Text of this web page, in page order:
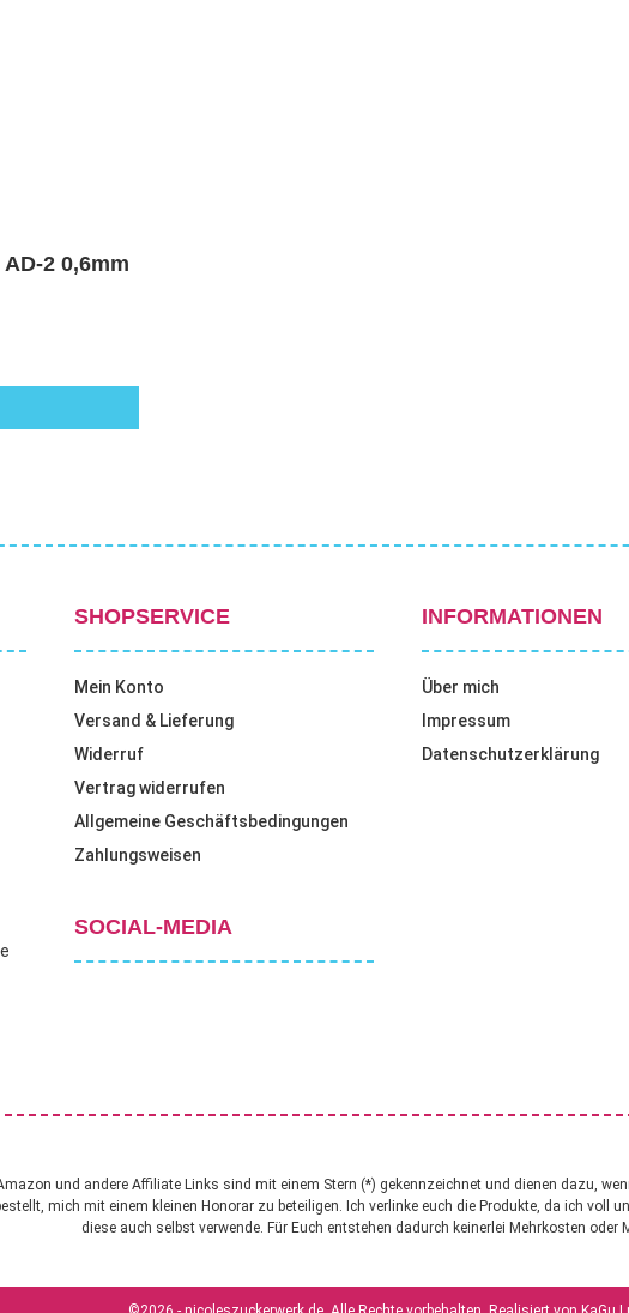
2 0,6mm
SHOPSERVICE
Mein Konto
Versand & Lieferung
Widerruf
Vertrag widerrufen
Allgemeine Geschäftsbedingungen
Zahlungsweisen
SOCIAL-MEDIA
INFORMATIONEN
Über mich
Impressum
Datenschutzerklärung
und andere Affiliate Links sind mit einem Stern (*) gekennzeichnet und dienen dazu,
mich mit einem kleinen Honorar zu beteiligen. Ich verlinke euch die Produkte, da ich voll
diese auch selbst verwende. Für Euch entstehen dadurch keinerlei Mehrkosten oder